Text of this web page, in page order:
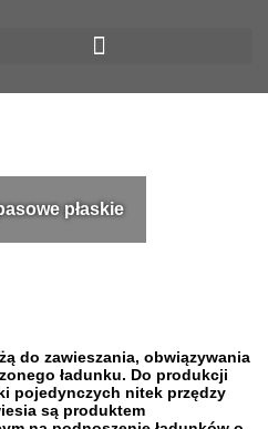
płaskie
do zawieszania, obwiązywania
ładunku. Do produkcji
pojedynczych nitek przędzy
są produktem